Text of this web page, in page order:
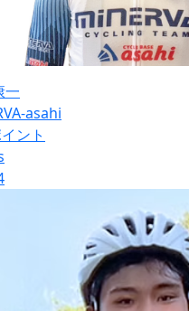
一
asahi
ント